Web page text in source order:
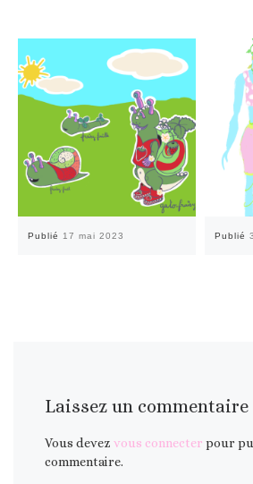
Publié 17 mai 2023 Publié
Laissez un commentaire
Vous devezvous connecter pour
commentaire.